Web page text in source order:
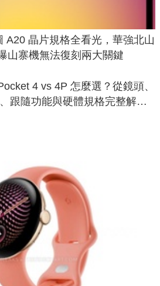
A20 晶片規格全看光，華強北山
山寨機無法復刻兩大關鍵
4 vs 4P 怎麼選？從鏡頭、
跟隨功能與硬體規格完整解